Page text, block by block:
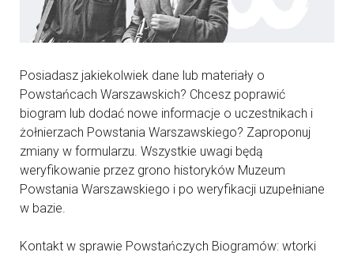
Posiadasz jakiekolwiek dane lub materiały o
Powstańcach Warszawskich? Chcesz poprawić
biogram lub dodać nowe informacje o uczestnikach i
żołnierzach Powstania Warszawskiego? Zaproponuj
zmiany w formularzu. Wszystkie uwagi będą
weryfikowanie przez grono historyków Muzeum
Powstania Warszawskiego i po weryfikacji uzupełniane
w bazie.
Kontakt w sprawie Powstańczych Biogramów: wtorki